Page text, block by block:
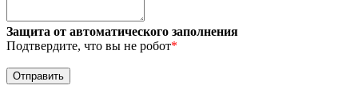
Защита от автоматического заполнения
Подтвердите, что вы не робот*